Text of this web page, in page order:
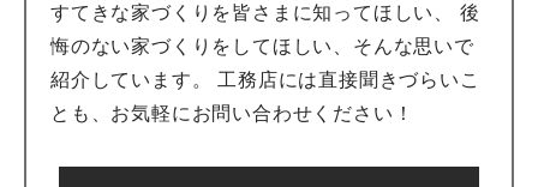
すてきな家づくりを皆さまに知ってほしい、 後
悔のない家づくりをしてほしい、そんな思いで
紹介しています。 工務店には直接聞きづらいこ
とも、お気軽にお問い合わせください！